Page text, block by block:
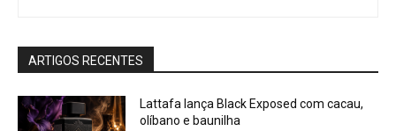
ARTIGOS RECENTES
Lattafa lança Black Exposed com cacau,
olíbano e baunilha